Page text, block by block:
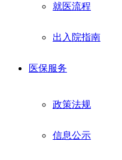
就医流程
出入院指南
医保服务
政策法规
信息公示